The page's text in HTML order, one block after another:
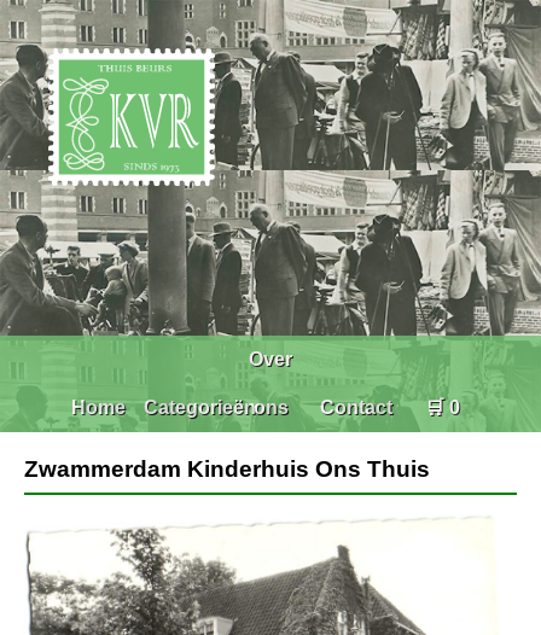
Home Categorieën
Over
ons Contact 🛒 0
Zwammerdam Kinderhuis Ons Thuis